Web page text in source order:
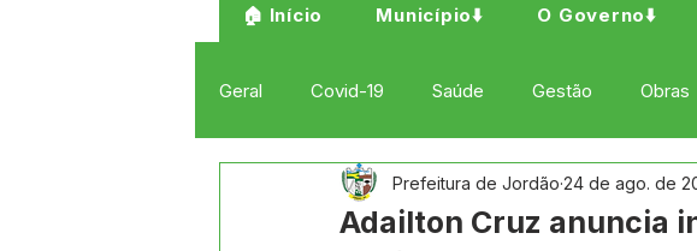
🏠 Início Município⬇️ O Governo⬇️
Geral Covid-19 Saúde Gestão Obras
Institucional e Governo Cultura Esporte e
Adailton Cruz anuncia
Prefeitura de Jordão 24 de ago. de